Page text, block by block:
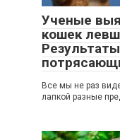
Ученые
кошек
Все мы не раз
лапкой разные